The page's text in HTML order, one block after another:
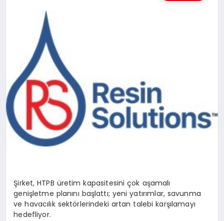
Şirket, HTPB üretim kapasitesini çok aşamalı
genişletme planını başlattı; yeni yatırımlar, savunma
ve havacılık sektörlerindeki artan talebi karşılamayı
hedefliyor.